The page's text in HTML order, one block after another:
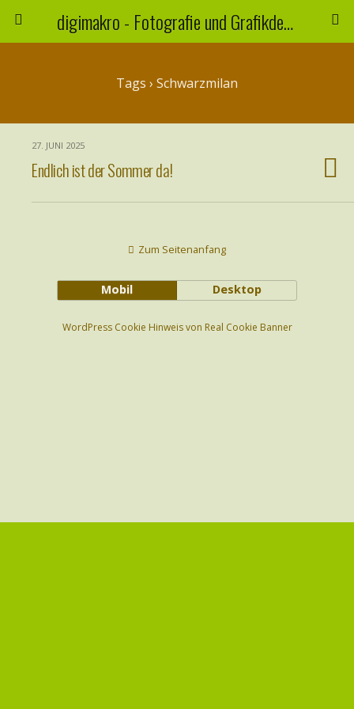
digimakro - Fotografie und Grafikdesign
Tags › Schwarzmilan
27. JUNI 2025
Endlich ist der Sommer da!
Zum Seitenanfang
Mobil Desktop
WordPress Cookie Hinweis von Real Cookie Banner